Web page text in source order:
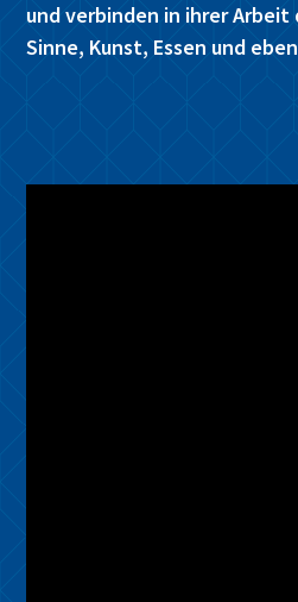
und verbinden in ihrer Arbeit
Sinne, Kunst, Essen und